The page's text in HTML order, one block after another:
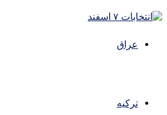
عراق
ترکیه